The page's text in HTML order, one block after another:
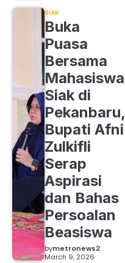
SIAK
Buka
Puasa
Bersama
Mahasiswa
Siak di
Pekanbaru,
Bupati Afni
Zulkifli
Serap
Aspirasi
dan Bahas
Persoalan
Beasiswa
bymetronews2
March 9, 2026